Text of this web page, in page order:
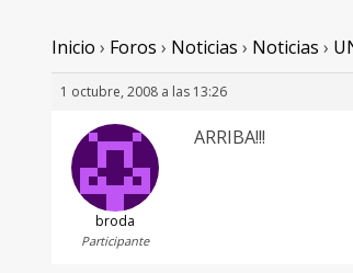
Inicio › Foros › Noticias › Noticias ›
1 octubre, 2008 a las 13:26
broda
Participante
ARRIBA!!!